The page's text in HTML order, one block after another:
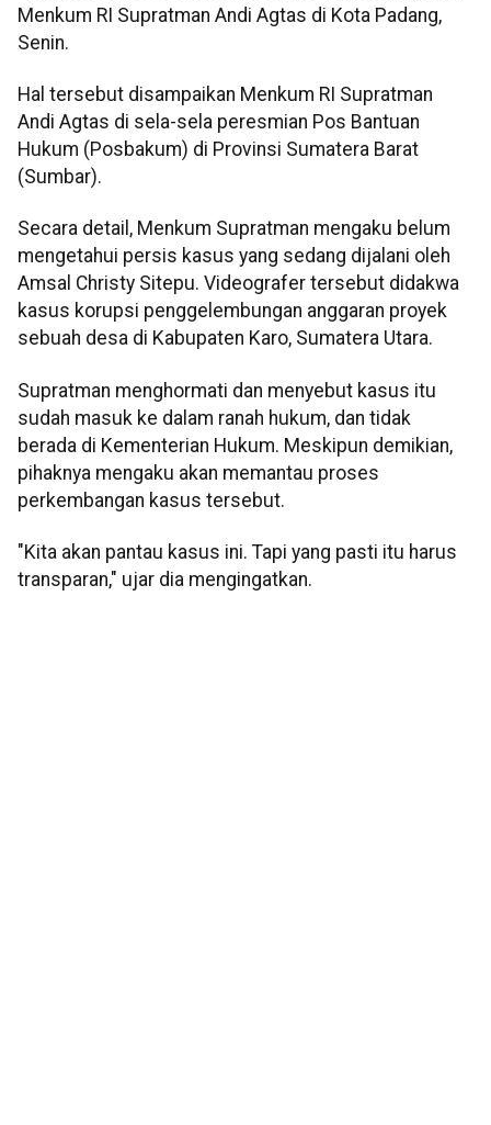
Menkum RI Supratman Andi Agtas di Kota Padang,
Senin.
Hal tersebut disampaikan Menkum RI Supratman
Andi Agtas di sela-sela peresmian Pos Bantuan
Hukum (Posbakum) di Provinsi Sumatera Barat
(Sumbar).
Secara detail, Menkum Supratman mengaku belum
mengetahui persis kasus yang sedang dijalani oleh
Amsal Christy Sitepu. Videografer tersebut didakwa
kasus korupsi penggelembungan anggaran proyek
sebuah desa di Kabupaten Karo, Sumatera Utara.
Supratman menghormati dan menyebut kasus itu
sudah masuk ke dalam ranah hukum, dan tidak
berada di Kementerian Hukum. Meskipun demikian,
pihaknya mengaku akan memantau proses
perkembangan kasus tersebut.
"Kita akan pantau kasus ini. Tapi yang pasti itu harus
transparan," ujar dia mengingatkan.